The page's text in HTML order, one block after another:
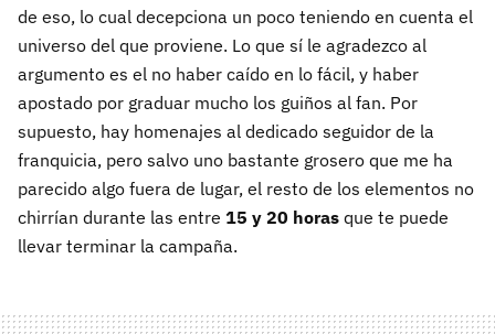
de eso, lo cual decepciona un poco teniendo en cuenta el
universo del que proviene. Lo que sí le agradezco al
argumento es el no haber caído en lo fácil, y haber
apostado por graduar mucho los guiños al fan. Por
supuesto, hay homenajes al dedicado seguidor de la
franquicia, pero salvo uno bastante grosero que me ha
parecido algo fuera de lugar, el resto de los elementos no
chirrían durante las entre 15 y 20 horas que te puede
llevar terminar la campaña.